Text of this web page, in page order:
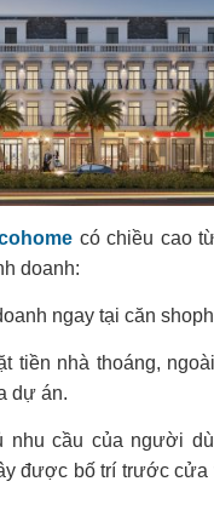
có chiều cao
doanh:
ngay tại căn
tiền nhà thoáng,
dự án.
nhu cầu của người
được bố trí trước cửa